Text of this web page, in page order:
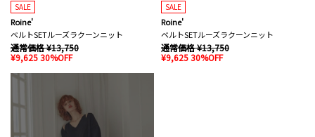
SALE
Roine'
ベルトSETルーズラクーンニット
通常価格 ¥13,750
¥9,625 30%OFF
SALE
Roine'
ベルトSETルーズラクーンニット
通常価格 ¥13,750
¥9,625 30%OFF